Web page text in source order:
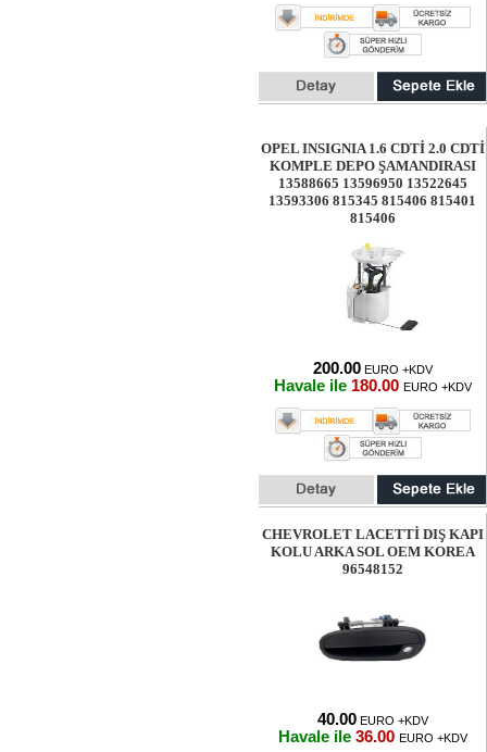
OPEL INSIGNIA 1.6 CDTİ 2.0 CDTİ
KOMPLE DEPO ŞAMANDIRASI
13588665 13596950 13522645
13593306 815345 815406 815401
815406
200.00 EURO +KDV
Havale ile 180.00 EURO +KDV
CHEVROLET LACETTİ DIŞ KAPI
KOLU ARKA SOL OEM KOREA
96548152
40.00 EURO +KDV
Havale ile 36.00 EURO +KDV